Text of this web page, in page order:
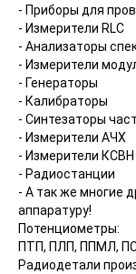
- Приборы для
- Измерители RLC
- Анализаторы
- Измерители
- Генераторы
- Калибраторы
- Синтезаторы
- Измерители АЧХ
- Измерители КСВН
- Радиостанции
- А так же многие
аппаратуру!
Потенциометры:
ПТП, ПЛП, ППМЛ,
Радиодетали